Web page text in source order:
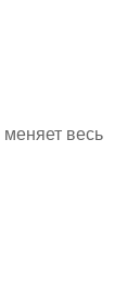
весь